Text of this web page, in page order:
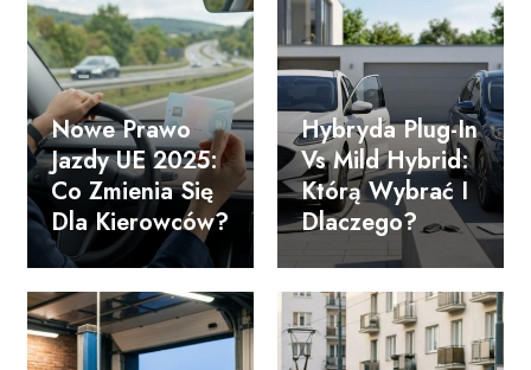
Nowe Prawo
Jazdy UE 2025:
Co Zmienia Się
Dla Kierowców?
Hybryda Plug-In
Vs Mild Hybrid:
Którą Wybrać I
Dlaczego?